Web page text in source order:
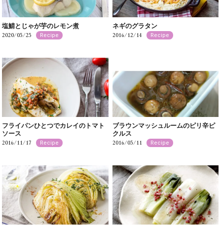
塩鯖とじゃが芋のレモン煮
2020/05/25 Recipe
ネギのグラタン
2016/12/14 Recipe
フライパンひとつでカレイのトマト
ソース
2016/11/17 Recipe
ブラウンマッシュルームのピリ辛ピ
クルス
2016/05/11 Recipe